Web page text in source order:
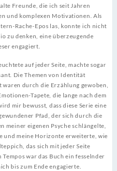
Freunde, die ich seit Jahren
und komplexen Motivationen. Als
Rache-Epos las, konnte ich nicht
zu denken, eine überzeugende
engagiert.
auf jeder Seite, machte sogar
Die Themen von Identität
waren durch die Erzählung gewoben,
Tapete, die lange nach dem
mir bewusst, dass diese Serie eine
Pfad, der sich durch die
meiner eigenen Psyche schlängelte,
und meine Horizonte erweiterte, wie
das sich mit jeder Seite
war das Buch ein fesselnder
bis zum Ende engagierte.